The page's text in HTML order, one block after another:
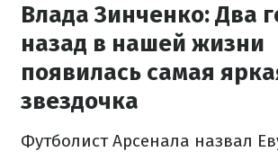
Влада Зинченко: Два
назад в нашей жизни
появилась самая
звездочка
Футболист Арсенала назвал